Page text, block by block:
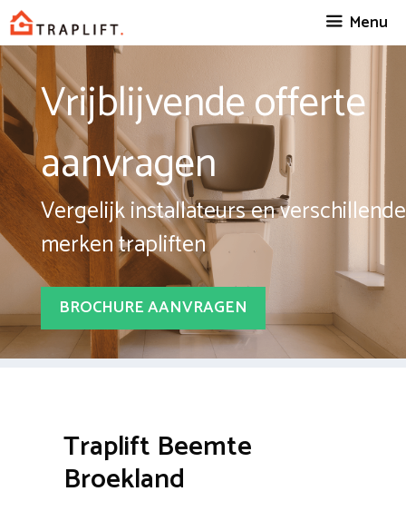
Spring
naar
inhoud
Menu
Vrijblijvende offerte
aanvragen
Vergelijk installateurs en verschillende
merken trapliften
BROCHURE AANVRAGEN
Traplift Beemte
Broekland